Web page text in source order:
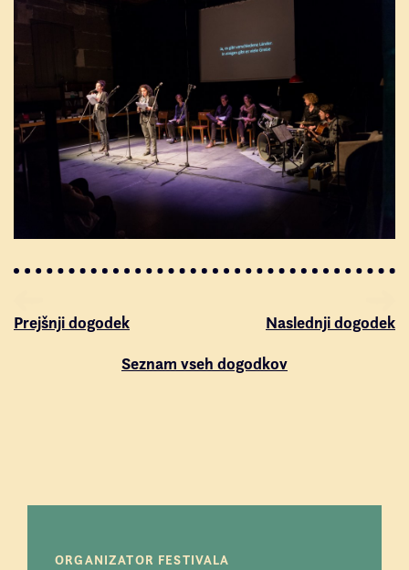
Prejšnji dogodek
Naslednji dogodek
Seznam vseh dogodkov
ORGANIZATOR FESTIVALA